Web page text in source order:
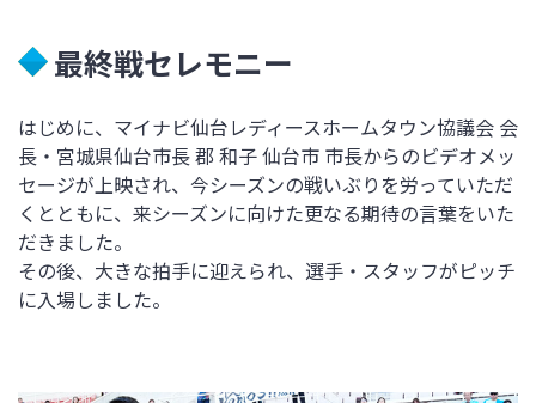
最終戦セレモニー
はじめに、マイナビ仙台レディースホームタウン協議会 会
長・宮城県仙台市長 郡 和子 仙台市 市長からのビデオメッ
セージが上映され、今シーズンの戦いぶりを労っていただ
くとともに、来シーズンに向けた更なる期待の言葉をいた
だきました。
その後、大きな拍手に迎えられ、選手・スタッフがピッチ
に入場しました。